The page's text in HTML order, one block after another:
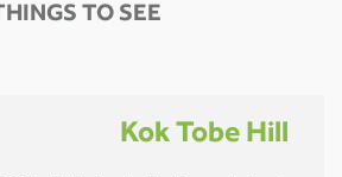
THINGS TO SEE
Kok Tobe Hill